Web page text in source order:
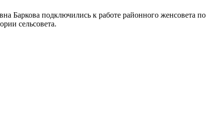
Баркова подключились к работе районного женсовета по
сельсовета.